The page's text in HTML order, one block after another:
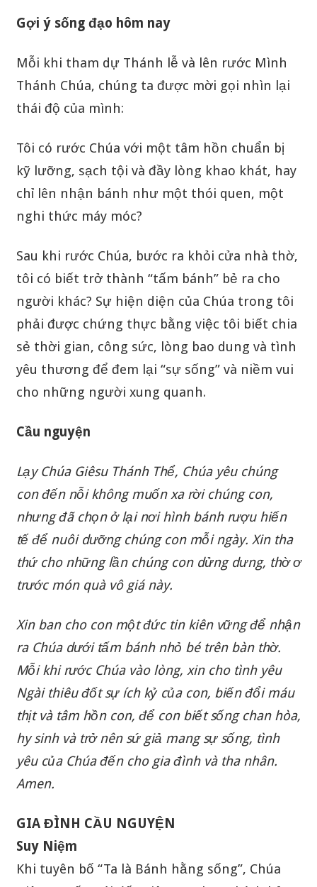
Gợi ý sống đạo hôm nay
Mỗi khi tham dự Thánh lễ và lên rước Mình
Thánh Chúa, chúng ta được mời gọi nhìn lại
thái độ của mình:
Tôi có rước Chúa với một tâm hồn chuẩn bị
kỹ lưỡng, sạch tội và đầy lòng khao khát, hay
chỉ lên nhận bánh như một thói quen, một
nghi thức máy móc?
Sau khi rước Chúa, bước ra khỏi cửa nhà thờ,
tôi có biết trở thành “tấm bánh” bẻ ra cho
người khác? Sự hiện diện của Chúa trong tôi
phải được chứng thực bằng việc tôi biết chia
sẻ thời gian, công sức, lòng bao dung và tình
yêu thương để đem lại “sự sống” và niềm vui
cho những người xung quanh.
Cầu nguyện
Lạy Chúa Giêsu Thánh Thể, Chúa yêu chúng
con đến nỗi không muốn xa rời chúng con,
nhưng đã chọn ở lại nơi hình bánh rượu hiến
tế để nuôi dưỡng chúng con mỗi ngày. Xin tha
thứ cho những lần chúng con dửng dưng, thờ ơ
trước món quà vô giá này.
Xin ban cho con một đức tin kiên vững để nhận
ra Chúa dưới tấm bánh nhỏ bé trên bàn thờ.
Mỗi khi rước Chúa vào lòng, xin cho tình yêu
Ngài thiêu đốt sự ích kỷ của con, biến đổi máu
thịt và tâm hồn con, để con biết sống chan hòa,
hy sinh và trở nên sứ giả mang sự sống, tình
yêu của Chúa đến cho gia đình và tha nhân.
Amen.
GIA ĐÌNH CẦU NGUYỆN
Suy Niệm
Khi tuyên bố “Ta là Bánh hằng sống”, Chúa